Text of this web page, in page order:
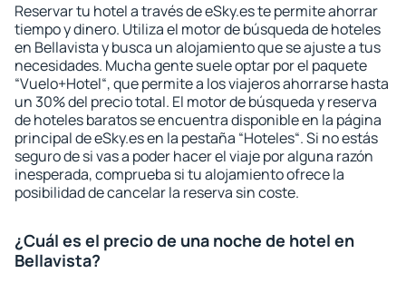
Reservar tu hotel a través de eSky.es te permite ahorrar
tiempo y dinero. Utiliza el motor de búsqueda de hoteles
en Bellavista y busca un alojamiento que se ajuste a tus
necesidades. Mucha gente suele optar por el paquete
“Vuelo+Hotel“, que permite a los viajeros ahorrarse hasta
un 30% del precio total. El motor de búsqueda y reserva
de hoteles baratos se encuentra disponible en la página
principal de eSky.es en la pestaña “Hoteles“. Si no estás
seguro de si vas a poder hacer el viaje por alguna razón
inesperada, comprueba si tu alojamiento ofrece la
posibilidad de cancelar la reserva sin coste.
¿Cuál es el precio de una noche de hotel en
Bellavista?